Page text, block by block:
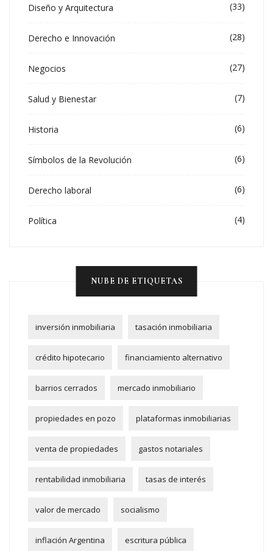
Diseño y Arquitectura (33)
Derecho e Innovación (28)
Negocios (27)
Salud y Bienestar (7)
Historia (6)
Símbolos de la Revolución (6)
Derecho laboral (6)
Política (4)
NUBE DE ETIQUETAS
inversión inmobiliaria tasación inmobiliaria
crédito hipotecario financiamiento alternativo
barrios cerrados mercado inmobiliario
propiedades en pozo plataformas inmobiliarias
venta de propiedades gastos notariales
rentabilidad inmobiliaria tasas de interés
valor de mercado socialismo
inflación Argentina escritura pública